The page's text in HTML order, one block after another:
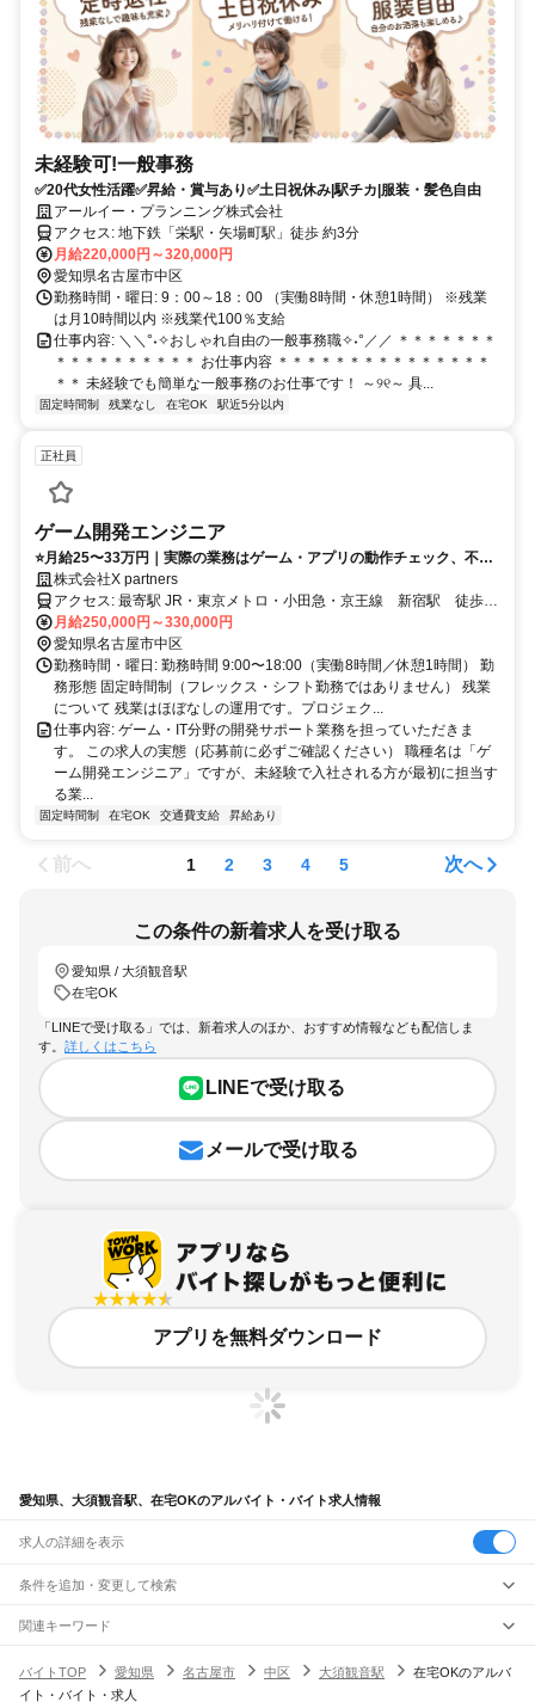
未経験可!一般事務
✅20代女性活躍✅昇給・賞与あり✅土日祝休み|駅チカ|服装・髪色自由
アールイー・プランニング株式会社
アクセス: 地下鉄「栄駅・矢場町駅」徒歩 約3分
月給220,000円～320,000円
愛知県名古屋市中区
勤務時間・曜日: 9：00～18：00 （実働8時間・休憩1時間） ※残業
は月10時間以内 ※残業代100％支給
仕事内容: ＼＼°˖✧おしゃれ自由の一般事務職✧˖°／／ ＊＊＊＊＊＊＊
＊＊＊＊＊＊＊＊＊＊ お仕事内容 ＊＊＊＊＊＊＊＊＊＊＊＊＊＊＊
＊＊ 未経験でも簡単な一般事務のお仕事です！ ～୨୧～ 具...
固定時間制 残業なし 在宅OK 駅近5分以内
正社員
ゲーム開発エンジニア
⭐月給25〜33万円｜実際の業務はゲーム・アプリの動作チェック、不具
合修正、Webサービス開発サポート、ITインフラ運用など。職種名は
「ゲーム開発エンジニア」ですが、未経験スタートはサポート寄りから
です。土日祝休み・残業ほぼなし・社会保険完備・住宅手当あり。
株式会社X partners
アクセス: 最寄駅 JR・東京メトロ・小田急・京王線 新宿駅 徒歩5
分 都営大江戸線 新宿西口駅 徒歩1分
月給250,000円～330,000円
愛知県名古屋市中区
勤務時間・曜日: 勤務時間 9:00〜18:00（実働8時間／休憩1時間） 勤
務形態 固定時間制（フレックス・シフト勤務ではありません） 残業
について 残業はほぼなしの運用です。プロジェク...
仕事内容: ゲーム・IT分野の開発サポート業務を担っていただきま
す。 この求人の実態（応募前に必ずご確認ください） 職種名は「ゲ
ーム開発エンジニア」ですが、未経験で入社される方が最初に担当す
る業...
固定時間制 在宅OK 交通費支給 昇給あり
前へ 1 2 3 4 5 次へ
この条件の新着求人を受け取る
愛知県 / 大須観音駅
在宅OK
「LINEで受け取る」では、新着求人のほか、おすすめ情報なども配信しま
す。 詳しくはこちら
LINEで受け取る
メールで受け取る
アプリを無料ダウンロード
愛知県、大須観音駅、在宅OKのアルバイト・バイト求人情報
求人の詳細を表示
条件を追加・変更して検索
市区町村を追加・変更
愛知県すべて
名古屋市 すべて
駅を追加・変更
関連キーワード
バイトTOP
愛知県 名古屋市 中区 大須観音駅
在宅OKのアルバ
イト・バイト・求人